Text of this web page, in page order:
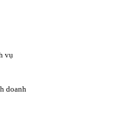
vụ
doanh